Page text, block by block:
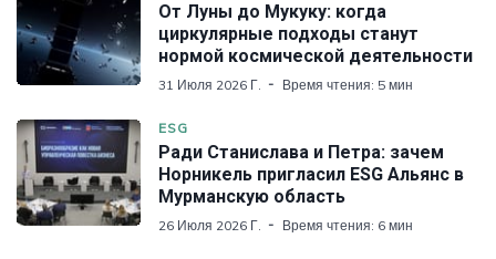
От Луны до Мукуку: когда
циркулярные подходы станут
нормой космической деятельности
31 Июля 2026 Г. Время чтения: 5 мин
ESG
Ради Станислава и Петра: зачем
Норникель пригласил ESG Альянс в
Мурманскую область
26 Июля 2026 Г. Время чтения: 6 мин